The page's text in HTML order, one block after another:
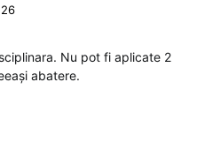
Nu pot fi aplicate 2
abatere.